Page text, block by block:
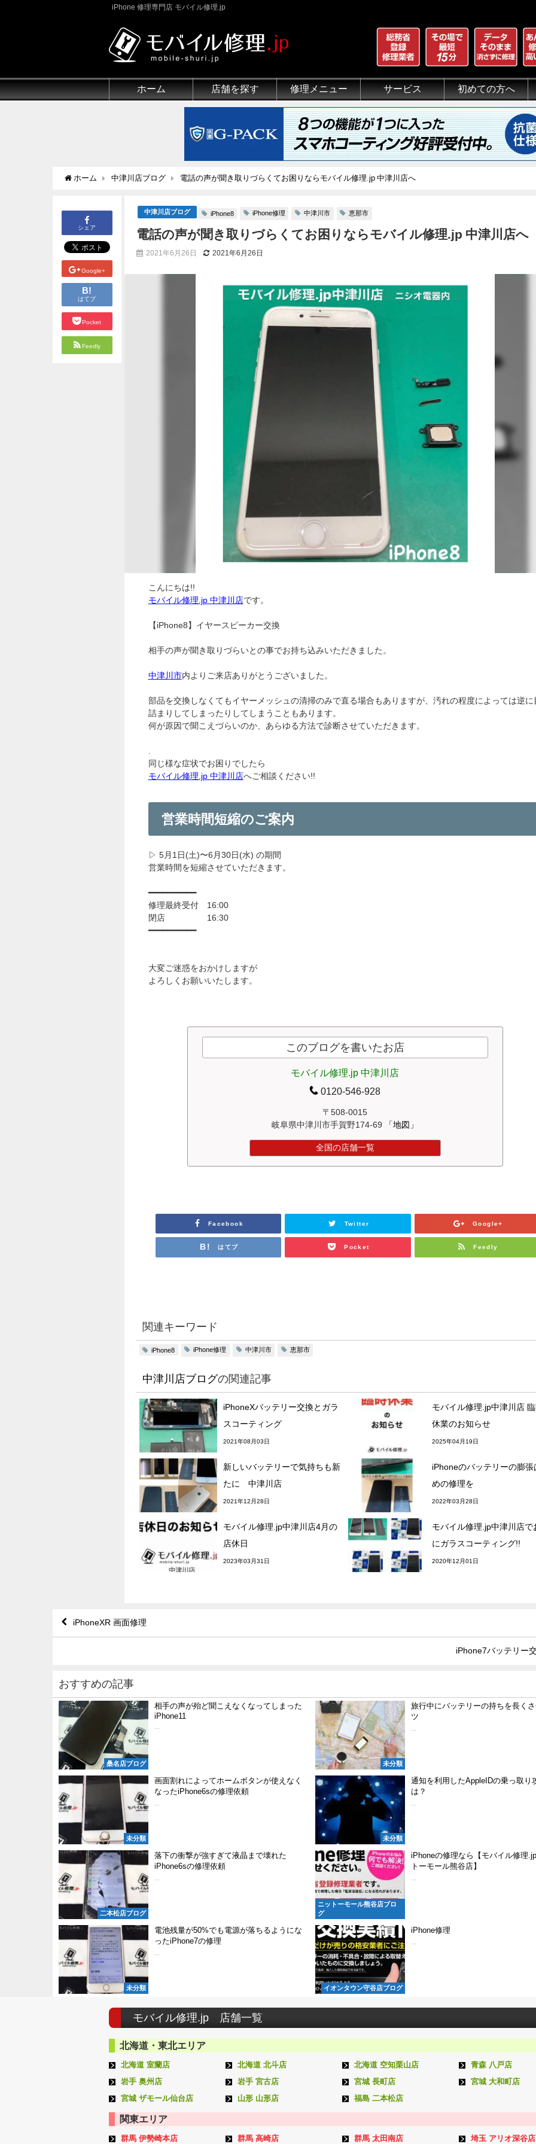
iPhone 修理専門店 モバイル修理.jp
ホーム 店舗を探す 修理メニュー
iPhone 画面割れ修理
iPhone 液晶修理
iPhoneバッテリー交換
iPhone 水没修理
iPhone ホームボタン修理
iPhone カメラ修理
iPhone スピーカー修理
iPhone 自己修理失敗
iPhone 水没・データ復旧
iPad修理メニュー
iPod修理メニュー
サービス
スマホコーティング G-PACK
iPhone買取
iFace
iRing
Qubii
出張修理（iWorker）
代行修理サービス（同業者様）
初めての方へ
当店の特徴
総務省登録修理業者
マンガでわかるモバイル
クリーニング
グループ全体の部品の安
悪質な部品に注意
フロントパネルについて
有機ELパネル（OLED）
バッテリーについて
ホーム 中津川店ブログ 電話の声が聞き取りづらくてお困りならモバイル修理.jp 中津川店へ
シェア
Google+
B!
はてブ
Pocket
Feedly
中津川店ブログ iPhone8 iPhone修理 中津川市 恵那市
電話の声が聞き取りづらくてお困りならモバイル修理.jp 中津川店へ
2021年6月26日 2021年6月26日
こんにちは!!
モバイル修理.jp 中津川店です。
【iPhone8】イヤースピーカー交換
相手の声が聞き取りづらいとの事でお持ち込みいただきました。
中津川市内よりご来店ありがとうございました。
部品を交換しなくてもイヤーメッシュの清掃のみで直る場合もありますが、汚れの程度によっては逆に
詰まりしてしまったりしてしまうこともあります。
何が原因で聞こえづらいのか、あらゆる方法で診断させていただきます。
同じ様な症状でお困りでしたら
モバイル修理.jp 中津川店へご相談ください!!
営業時間短縮のご案内
▷ 5月1日(土)〜6月30日(水) の期間
営業時間を短縮させていただきます。
━━━━━━━━━━
修理最終受付 16:00
閉店 16:30
━━━━━━━━━━
大変ご迷惑をおかけしますが
よろしくお願いいたします。
このブログを書いたお店
モバイル修理.jp 中津川店
0120-546-928
〒508-0015
岐阜県中津川市手賀野174-69
「地図」
全国の店舗一覧
Facebook Twitter Google+
はてブ Pocket Feedly
関連キーワード
iPhone8 iPhone修理 中津川市 恵那市
中津川店ブログの関連記事
iPhoneXバッテリー交換とガラ
スコーティング
2021年08月03日
モバイル修理.jp中津川店
休業のお知らせ
2025年04月19日
新しいバッテリーで気持ちも新
たに 中津川店
2021年12月28日
iPhoneのバッテリーの膨張
めの修理を
2022年03月28日
モバイル修理.jp中津川店4月の
店休日
2023年03月31日
モバイル修理.jp中津川店で
にガラスコーティング!!
2020年12月01日
iPhoneXR 画面修理
iPhone7バッテリー
おすすめの記事
桑名店ブログ
相手の声が殆ど聞こえなくなってしまった
iPhone11
未分類
旅行中にバッテリーの持ちを長く
ツ
未分類
画面割れによってホームボタンが使えなく
なったiPhone6sの修理依頼
未分類
通知を利用したAppleIDの乗っ取り
は？
二本松店ブログ
落下の衝撃が強すぎて液晶まで壊れた
iPhone6sの修理依頼
ニットーモール熊谷店ブロ
グ
iPhoneの修理なら【モバイル修理
トーモール熊谷店】
未分類
電池残量が50%でも電源が落ちるようにな
ったiPhone7の修理
イオンタウン守谷店ブログ
iPhone修理
モバイル修理.jp 店舗一覧
北海道・東北エリア
北海道 室蘭店 北海道 北斗店 北海道 空知栗山店
青森 八戸店
岩手 奥州店
岩手 宮古店 宮城 長町店
宮城 大和町店
宮城 ザモール仙台店
山形 山形店 福島 二本松店
関東エリア
群馬 伊勢崎本店 群馬 高崎店 群馬 太田南店 埼玉 アリオ深谷店